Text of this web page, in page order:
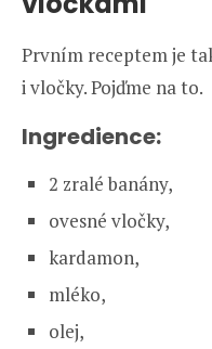
Prvním receptem je
i vločky. Pojďme na to.
Ingredience:
2 zralé banány,
ovesné vločky,
kardamon,
mléko,
olej,